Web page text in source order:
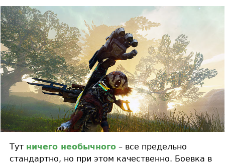
Тут ничего необычного– все предельно
стандартно, но при этом качественно. Боевка в